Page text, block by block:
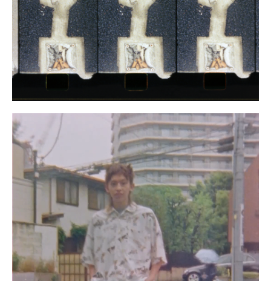
199 ワタベヒツジ
198 サトウアタル
197 河村康輔
196 dokkoi
194
193 MIKIKO
大柴裕介
森相文宏
190 Kabe